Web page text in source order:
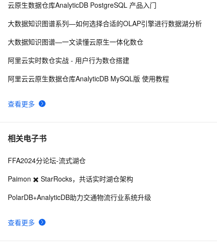
查看更多
云原生数据仓库AnalyticDB PostgreSQL 产品入门
大数据知识图谱系列—如何选择合适的OLAP引擎进行数据湖分析
大数据知识图谱—一文读懂云原生一体化数仓
阿里云实时数仓实战 - 用户行为数仓搭建
阿里云云原生数据仓库AnalyticDB MySQL版 使用教程
相关电子书
查看更多
FFA2024分论坛-流式湖仓
Paimon ✖️ StarRocks，共话实时湖仓架构
PolarDB+AnalyticDB助力交通物流行业系统升级